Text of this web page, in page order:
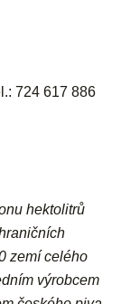
724 617 886
hektolitrů
zemí celého
výrobcem